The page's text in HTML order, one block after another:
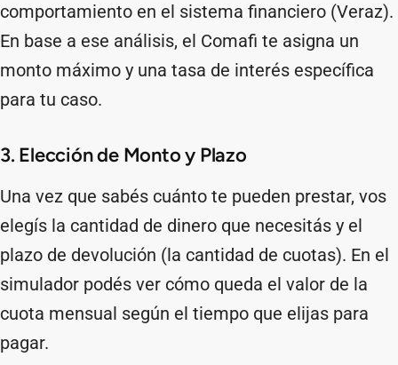
comportamiento en el sistema financiero (Veraz).
En base a ese análisis, el Comafi te asigna un
monto máximo y una tasa de interés específica
para tu caso.
3. Elección de Monto y Plazo
Una vez que sabés cuánto te pueden prestar, vos
elegís la cantidad de dinero que necesitás y el
plazo de devolución (la cantidad de cuotas). En el
simulador podés ver cómo queda el valor de la
cuota mensual según el tiempo que elijas para
pagar.